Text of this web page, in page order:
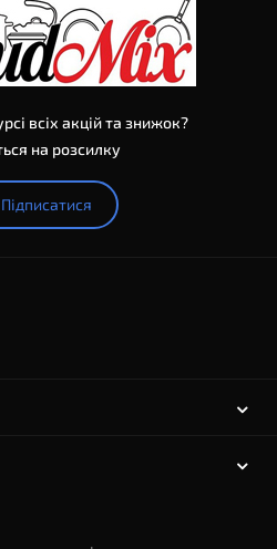
всіх акцій та знижок?
на розсилку
Підписатися